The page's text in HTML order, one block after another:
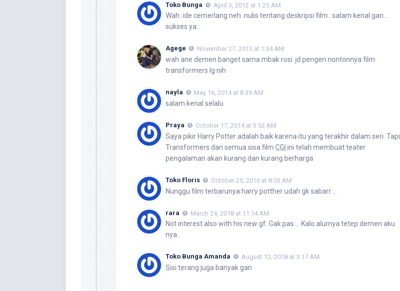
Toko Bunga April 3, 2012 at 1:25 AM
Wah..ide cemerlang neh..nulis tentang deskripsi film…salam kenal gan…
sukses ya..
Agege November 27, 2013 at 1:34 AM
wah ane demen banget sama mbak rosi. jd pengen nontonnya film
transformers lg nih
nayla May 16, 2014 at 8:39 AM
salam kenal selalu
Praya October 17, 2014 at 3:53 AM
Saya pikir Harry Potter adalah baik karena itu yang terakhir dalam seri. Tapi
Transformers dan semua sisa film CGI ini telah membuat teater
pengalaman akan kurang dan kurang berharga
Toko Floris October 25, 2016 at 8:03 AM
Nunggu film terbarunya harry potther udah gk sabarr….
rara March 24, 2018 at 11:14 AM
Not interest also with his new gf. Gak pas…. Kalo alurnya tetep demen aku
nya..
Toko Bunga Amanda August 12, 2018 at 3:17 AM
Sisi terang juga banyak gan